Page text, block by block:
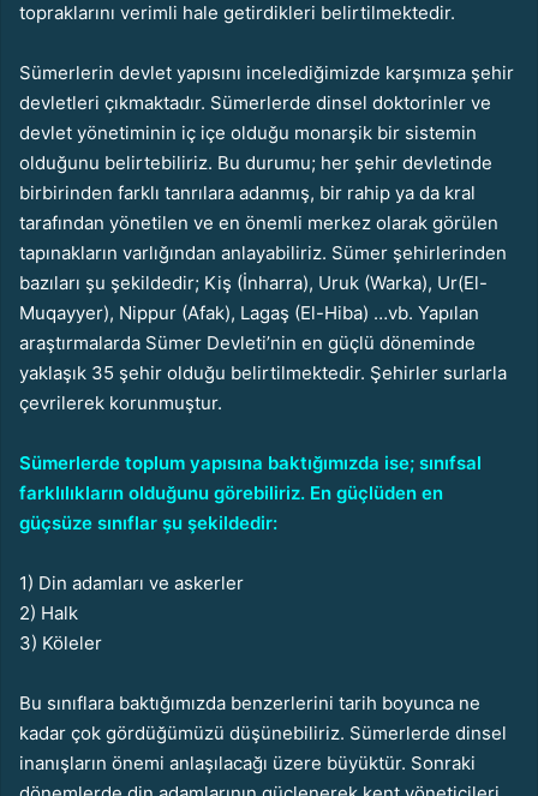
topraklarını verimli hale getirdikleri belirtilmektedir.
Sümerlerin devlet yapısını incelediğimizde karşımıza şehir
devletleri çıkmaktadır. Sümerlerde dinsel doktorinler ve
devlet yönetiminin iç içe olduğu monarşik bir sistemin
olduğunu belirtebiliriz. Bu durumu; her şehir devletinde
birbirinden farklı tanrılara adanmış, bir rahip ya da kral
tarafından yönetilen ve en önemli merkez olarak görülen
tapınakların varlığından anlayabiliriz. Sümer şehirlerinden
bazıları şu şekildedir; Kiş (İnharra), Uruk (Warka), Ur(El-
Muqayyer), Nippur (Afak), Lagaş (El-Hiba) …vb. Yapılan
araştırmalarda Sümer Devleti’nin en güçlü döneminde
yaklaşık 35 şehir olduğu belirtilmektedir. Şehirler surlarla
çevrilerek korunmuştur.
Sümerlerde toplum yapısına baktığımızda ise; sınıfsal
farklılıkların olduğunu görebiliriz. En güçlüden en
güçsüze sınıflar şu şekildedir:
1) Din adamları ve askerler
2) Halk
3) Köleler
Bu sınıflara baktığımızda benzerlerini tarih boyunca ne
kadar çok gördüğümüzü düşünebiliriz. Sümerlerde dinsel
inanışların önemi anlaşılacağı üzere büyüktür. Sonraki